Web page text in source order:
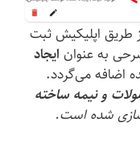
طریق اپلیکیش ثبت
به عنوان ایجاد
اضافه می‌گردد.
و نیمه ساخته
سازی شده است.